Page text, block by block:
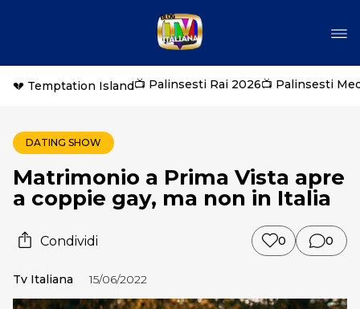
💔 Temptation Island📺 Palinsesti Rai 2026📺 Palinsesti
DATING SHOW
Matrimonio a Prima Vista apre
a coppie gay, ma non in Italia
Condividi 0 0
Tv Italiana 15/06/2022